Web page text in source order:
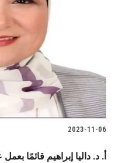
2023-11-06
أ. د. داليا إبراهيم قائمًا